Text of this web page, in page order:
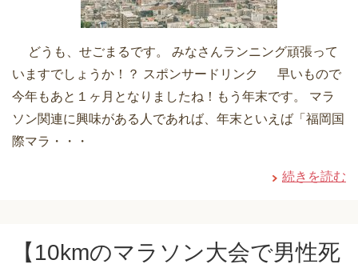
どうも、せごまるです。 みなさんランニング頑張って
いますでしょうか！？ スポンサードリンク 早いもので
今年もあと１ヶ月となりましたね！もう年末です。 マラ
ソン関連に興味がある人であれば、年末といえば「福岡国
際マラ・・・
続きを読む
【10kmのマラソン大会で男性死